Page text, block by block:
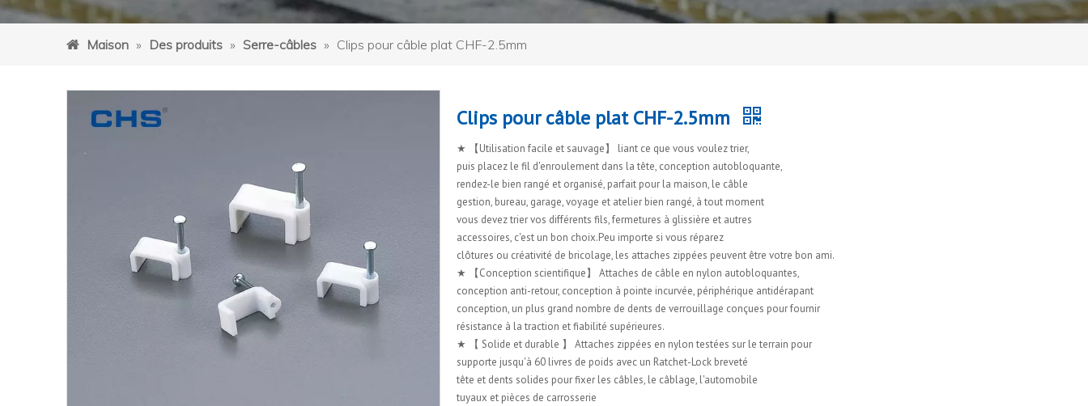
Maison » Des produits » Serre-câbles » Clips pour câble plat CHF-2.5mm
Clips pour câble plat CHF-2.5mm
★ 【Utilisation facile et sauvage】 liant ce que vous voulez trier,
puis placez le fil d'enroulement dans la tête, conception autobloquante,
rendez-le bien rangé et organisé, parfait pour la maison, le câble
gestion, bureau, garage, voyage et atelier bien rangé, à tout moment
vous devez trier vos différents fils, fermetures à glissière et autres
accessoires, c'est un bon choix.Peu importe si vous réparez
clôtures ou créativité de bricolage, les attaches zippées peuvent être votre bon ami.
★ 【Conception scientifique】 Attaches de câble en nylon autobloquantes,
conception anti-retour, conception à pointe incurvée, périphérique antidérapant
conception, un plus grand nombre de dents de verrouillage conçues pour fournir
résistance à la traction et fiabilité supérieures.
★ 【 Solide et durable 】 Attaches zippées en nylon testées sur le terrain pour
supporte jusqu'à 60 livres de poids avec un Ratchet-Lock breveté
tête et dents solides pour fixer les câbles, le câblage, l'automobile
tuyaux et pièces de carrosserie